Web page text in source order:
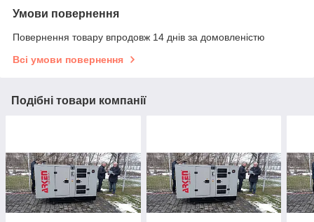
Умови повернення
Повернення товару впродовж 14 днів за домовленістю
Всі умови повернення
Подібні товари компанії